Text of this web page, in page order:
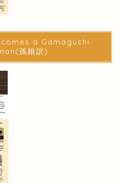
a Gamaguchi
孫娘訳)